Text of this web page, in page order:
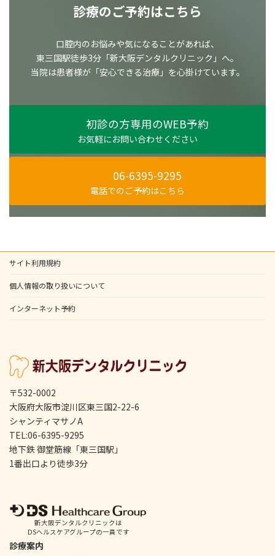
診療のご予約はこちら
口腔内のお悩みや気になることがあれば、
東三国駅徒歩3分「新大阪デンタルクリニック」へ。
当院は患者様が「安心できる治療」を心掛けています。
初診の方専用のWEB予約
お気軽にお問い合わせください
06-6395-9295
電話でのご予約はこちら
サイト利用規約
個人情報の取り扱いについて
インターネット予約
〒532-0002
大阪府大阪市淀川区東三国2-22-6
シャンティマサノA
TEL:06-6395-9295
地下鉄 御堂筋線「東三国駅」
1番出口より徒歩3分
新大阪デンタルクリニックは
DSヘルスケアグループの一員です
診療案内